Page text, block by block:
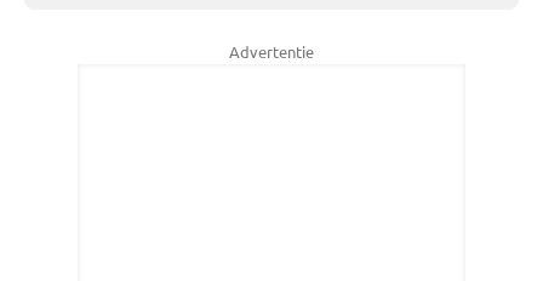
Advertentie